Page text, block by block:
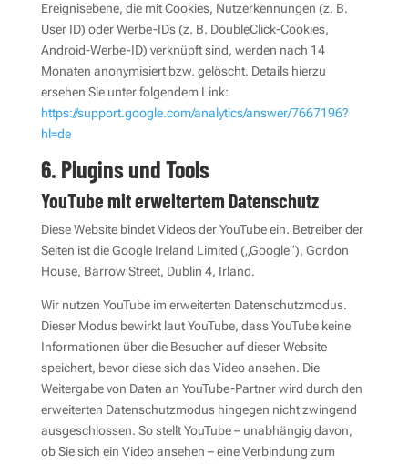
Ereignisebene, die mit Cookies, Nutzerkennungen (z. B.
User ID) oder Werbe-IDs (z. B. DoubleClick-Cookies,
Android-Werbe-ID) verknüpft sind, werden nach 14
Monaten anonymisiert bzw. gelöscht. Details hierzu
ersehen Sie unter folgendem Link:
https://support.google.com/analytics/answer/7667196?
hl=de
6. Plugins und Tools
YouTube mit erweitertem Datenschutz
Diese Website bindet Videos der YouTube ein. Betreiber der
Seiten ist die Google Ireland Limited („Google“), Gordon
House, Barrow Street, Dublin 4, Irland.
Wir nutzen YouTube im erweiterten Datenschutzmodus.
Dieser Modus bewirkt laut YouTube, dass YouTube keine
Informationen über die Besucher auf dieser Website
speichert, bevor diese sich das Video ansehen. Die
Weitergabe von Daten an YouTube-Partner wird durch den
erweiterten Datenschutzmodus hingegen nicht zwingend
ausgeschlossen. So stellt YouTube – unabhängig davon,
ob Sie sich ein Video ansehen – eine Verbindung zum